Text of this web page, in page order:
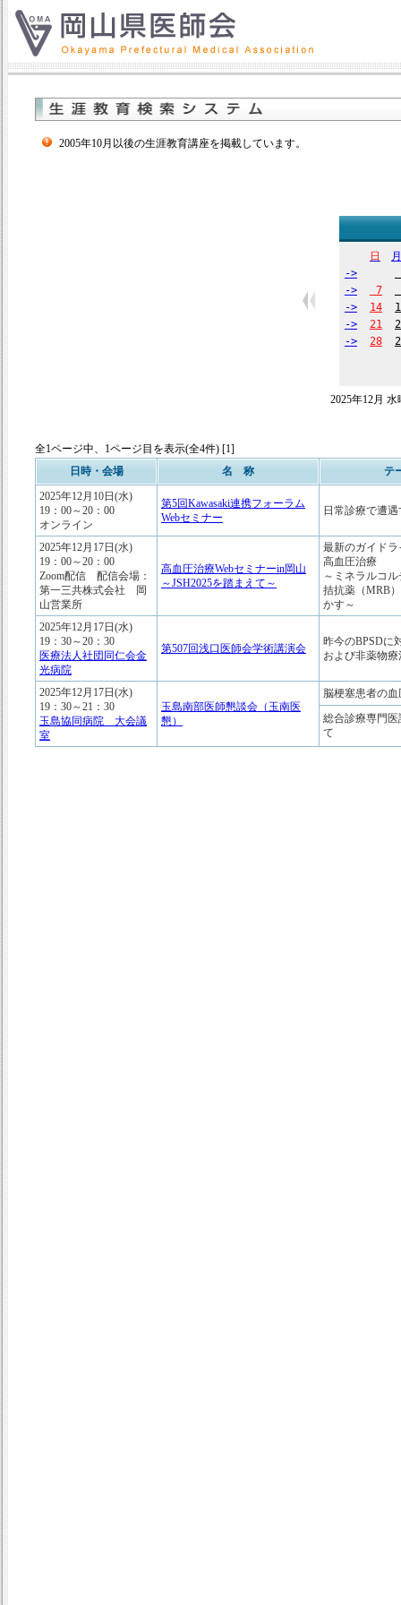
2005年10月以後の生涯教育講座を掲載しています。
日
月
->
->
7
->
14
->
21
->
28
2025年12月
全1ページ中、1ページ目を表示(全4件) [1]
日時・会場
名 称
テ
2025年12月10日(水)
19：00～20：00
オンライン
第5回Kawasaki連携フォーラム
Webセミナー
日常診療で遭
2025年12月17日(水)
19：00～20：00
Zoom配信 配信会場：
第一三共株式会社 岡
山営業所
高血圧治療Webセミナーin岡山
～JSH2025を踏まえて～
最新のガイド
高血圧治療
～ミネラルコ
拮抗薬（MRB
かす～
2025年12月17日(水)
19：30～20：30
医療法人社団同仁会金
光病院
第507回浅口医師会学術講演会
昨今のBPSDに
および非薬物療
2025年12月17日(水)
19：30～21：30
玉島協同病院 大会議
室
玉島南部医師懇談会（玉南医
懇）
脳梗塞患者の血
総合診療専門
て